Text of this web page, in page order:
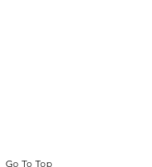
Go To Top